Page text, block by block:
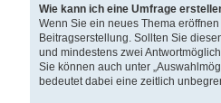
Wie kann ich eine Umfrage
Wenn Sie ein neues Thema
Beitragserstellung. Sollten Sie
und mindestens zwei
Sie können auch unter
bedeutet dabei eine zeitlich